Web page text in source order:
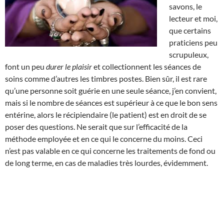
savons, le
lecteur et moi,
que certains
praticiens peu
scrupuleux,
font un peu durer le plaisiret collectionnent les séances de
soins comme d’autres les timbres postes. Bien sûr, il est rare
qu’une personne soit guérie en une seule séance, j’en convient,
mais si le nombre de séances est supérieur à ce que le bon sens
entérine, alors le récipiendaire (le patient) est en droit de se
poser des questions. Ne serait que sur l’efficacité de la
méthode employée et en ce qui le concerne du moins. Ceci
n’est pas valable en ce qui concerne les traitements de fond ou
de long terme, en cas de maladies très lourdes, évidemment.